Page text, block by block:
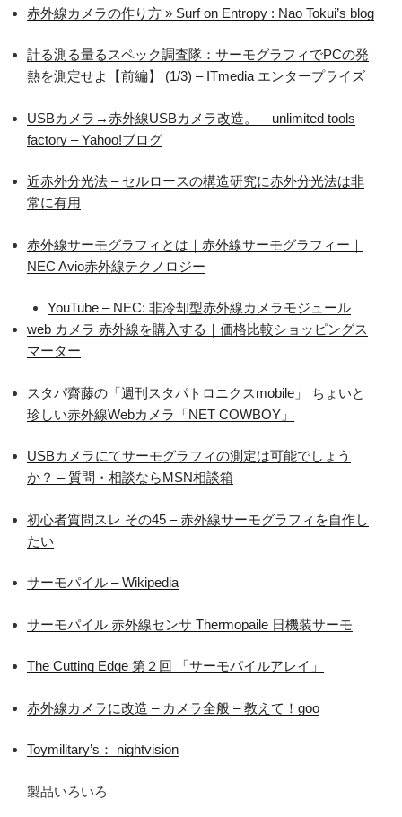
赤外線カメラの作り方 » Surf on Entropy : Nao Tokui’s blog
計る測る量るスペック調査隊：サーモグラフィでPCの発
熱を測定せよ【前編】 (1/3) – ITmedia エンタープライズ
USBカメラ→赤外線USBカメラ改造。 – unlimited tools
factory – Yahoo!ブログ
近赤外分光法 – セルロースの構造研究に赤外分光法は非
常に有用
赤外線サーモグラフィとは｜赤外線サーモグラフィー｜
NEC Avio赤外線テクノロジー
YouTube – NEC: 非冷却型赤外線カメラモジュール
web カメラ 赤外線を購入する｜価格比較ショッピングス
マーター
スタパ齋藤の「週刊スタパトロニクスmobile」 ちょいと
珍しい赤外線Webカメラ「NET COWBOY」
USBカメラにてサーモグラフィの測定は可能でしょう
か？ – 質問・相談ならMSN相談箱
初心者質問スレ その45 – 赤外線サーモグラフィを自作し
たい
サーモパイル – Wikipedia
サーモパイル 赤外線センサ Thermopaile 日機装サーモ
The Cutting Edge 第２回 「サーモパイルアレイ」
赤外線カメラに改造 – カメラ全般 – 教えて！goo
Toymilitary’s： nightvision
製品いろいろ